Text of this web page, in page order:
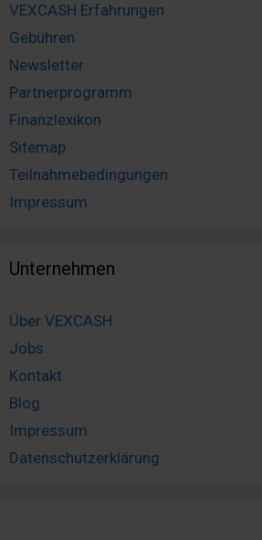
VEXCASH Erfahrungen
Gebühren
Newsletter
Partnerprogramm
Finanzlexikon
Sitemap
Teilnahmebedingungen
Impressum
Unternehmen
Über VEXCASH
Jobs
Kontakt
Blog
Impressum
Datenschutzerklärung